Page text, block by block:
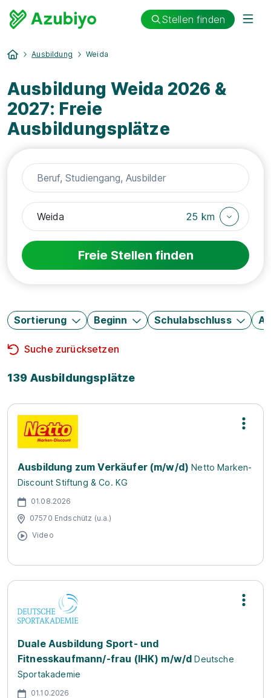
Stellen finden
Ausbildung Weida
Ausbildung Weida 2026 &
2027: Freie
Ausbildungsplätze
25 km
Freie Stellen finden
Sortierung Beginn Schulabschluss
Suche zurücksetzen
139 Ausbildungsplätze
Ausbildung zum Verkäufer (m/w/d) Netto Marken-
Discount Stiftung & Co. KG
01.08.2026
07570 Endschütz (u.a.)
Video
Duale Ausbildung Sport- und
Fitnesskaufmann/-frau (IHK) m/w/d Deutsche
Sportakademie
01.10.2026